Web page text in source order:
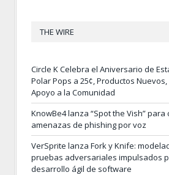
THE WIRE
Circle K Celebra el Aniversario de
Polar Pops a 25¢, Productos
Apoyo a la Comunidad
KnowBe4 lanza “Spot the Vish” para
amenazas de phishing por voz
VerSprite lanza Fork y Knife:
pruebas adversariales impulsados
desarrollo ágil de software